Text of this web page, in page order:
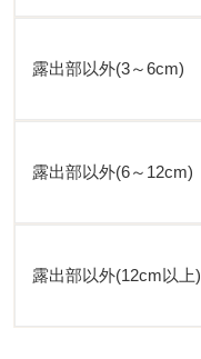
露出部以外(3～6cm)
露出部以外(6～12cm)
露出部以外(12cm以上)